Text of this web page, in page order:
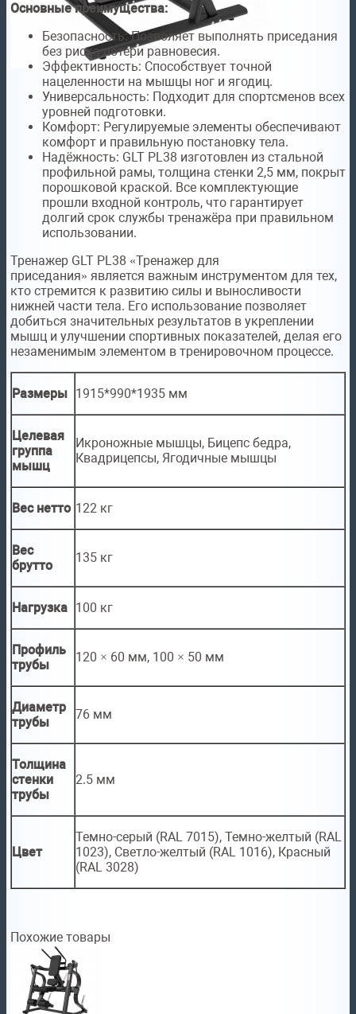
Основные преимущества:
Безопасность: Позволяет выполнять приседания
без риска потери равновесия.
Эффективность: Способствует точной
нацеленности на мышцы ног и ягодиц.
Универсальность: Подходит для спортсменов всех
уровней подготовки.
Комфорт: Регулируемые элементы обеспечивают
комфорт и правильную постановку тела.
Надёжность: GLT PL38 изготовлен из стальной
профильной рамы, толщина стенки 2,5 мм, покрыт
порошковой краской. Все комплектующие
прошли входной контроль, что гарантирует
долгий срок службы тренажёра при правильном
использовании.
Тренажер GLT PL38 «Тренажер для
приседания» является важным инструментом для тех,
кто стремится к развитию силы и выносливости
нижней части тела. Его использование позволяет
добиться значительных результатов в укреплении
мышц и улучшении спортивных показателей, делая его
незаменимым элементом в тренировочном процессе.
Размеры 1915*990*1935 мм
Целевая
группа
мышц
Икроножные мышцы, Бицепс бедра,
Квадрицепсы, Ягодичные мышцы
Вес нетто 122 кг
Вес
брутто
135 кг
Нагрузка 100 кг
Профиль
трубы
120 × 60 мм, 100 × 50 мм
Диаметр
трубы
76 мм
Толщина
стенки
трубы
2.5 мм
Цвет
Темно-серый (RAL 7015), Темно-желтый (RAL
1023), Светло-желтый (RAL 1016), Красный
(RAL 3028)
Похожие товары